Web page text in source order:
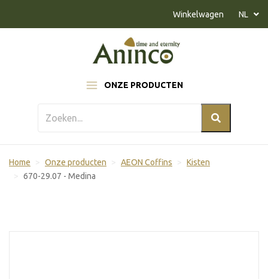
ONZE PRODUCTEN
Winkelwagen NL
Home Onze producten AEON Coffins
Kisten
670-29.07 - Medina